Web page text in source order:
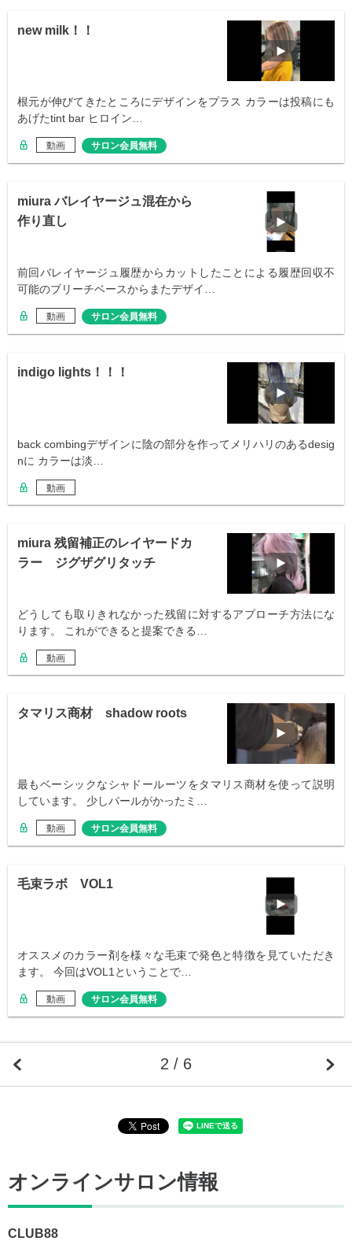
new milk！！
根元が伸びてきたところにデザインをプラス カラーは投稿にも
あげたtint bar ヒロイン…
動画 サロン会員無料
miura バレイヤージュ混在から
作り直し
前回バレイヤージュ履歴からカットしたことによる履歴回収不
可能のブリーチベースからまたデザイ…
動画 サロン会員無料
indigo lights！！！
back combingデザインに陰の部分を作ってメリハリのあるdesig
nに カラーは淡…
動画
miura 残留補正のレイヤードカ
ラー ジグザグリタッチ
どうしても取りきれなかった残留に対するアプローチ方法にな
ります。 これができると提案できる…
動画
タマリス商材 shadow roots
最もベーシックなシャドールーツをタマリス商材を使って説明
しています。 少しパールがかったミ…
動画 サロン会員無料
毛束ラボ VOL1
オススメのカラー剤を様々な毛束で発色と特徴を見ていただき
ます。 今回はVOL1ということで…
動画 サロン会員無料
2 / 6
オンラインサロン情報
CLUB88